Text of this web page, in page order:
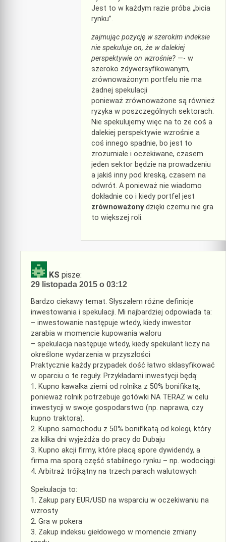
Jest to w każdym razie próba „bicia
rynku”.
zajmując pozycję w szerokim indeksie
nie spekuluje on, że w dalekiej
perspektywie on wzrośnie? —- w
szeroko zdywersyfikowanym,
zrównoważonym portfelu nie ma
żadnej spekulacji
ponieważ zrównoważone są również
ryzyka w poszczególnych sektorach.
Nie spekulujemy więc na to że coś a
dalekiej perspektywie wzrośnie a
coś innego spadnie, bo jest to
zrozumiałe i oczekiwane, czasem
jeden sektor będzie na prowadzeniu
a jakiś inny pod kreską, czasem na
odwrót. A ponieważ nie wiadomo
dokładnie co i kiedy portfel jest
zrównoważonydzięki czemu nie gra
to większej roli.
KS pisze:
29 listopada 2015 o 03:12
Bardzo ciekawy temat. Słyszałem różne definicje
inwestowania i spekulacji. Mi najbardziej odpowiada ta:
– inwestowanie następuje wtedy, kiedy inwestor
zarabia w momencie kupowania waloru
– spekulacja następuje wtedy, kiedy spekulant liczy na
określone wydarzenia w przyszłości
Praktycznie każdy przypadek dość łatwo sklasyfikować
w oparciu o te reguły. Przykładami inwestycji będą:
1. Kupno kawałka ziemi od rolnika z 50% bonifikatą,
ponieważ rolnik potrzebuje gotówki NA TERAZ w celu
inwestycji w swoje gospodarstwo (np. naprawa, czy
kupno traktora).
2. Kupno samochodu z 50% bonifikatą od kolegi, który
za kilka dni wyjeżdża do pracy do Dubaju
3. Kupno akcji firmy, które płacą spore dywidendy, a
firma ma sporą część stabilnego rynku – np. wodociągi
4. Arbitraż trójkątny na trzech parach walutowych
Spekulacja to:
1. Zakup pary EUR/USD na wsparciu w oczekiwaniu na
wzrosty
2. Gra w pokera
3. Zakup indeksu giełdowego w momencie zmiany